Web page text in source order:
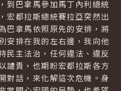
到巴拿馬參加馬丁內利總統
宏都拉斯總統賽拉亞突然出
巴拿馬依照原先的安排，將
安排在我的左右邊，我向他
民主法治，任何違法、違反
譴責，也期盼宏都拉斯各方
對話，來化解這次危機。身